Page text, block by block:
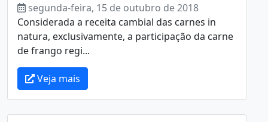
segunda-feira, 15 de outubro de 2018
Considerada a receita cambial das carnes in
natura, exclusivamente, a participação da carne
de frango regi...
Veja mais